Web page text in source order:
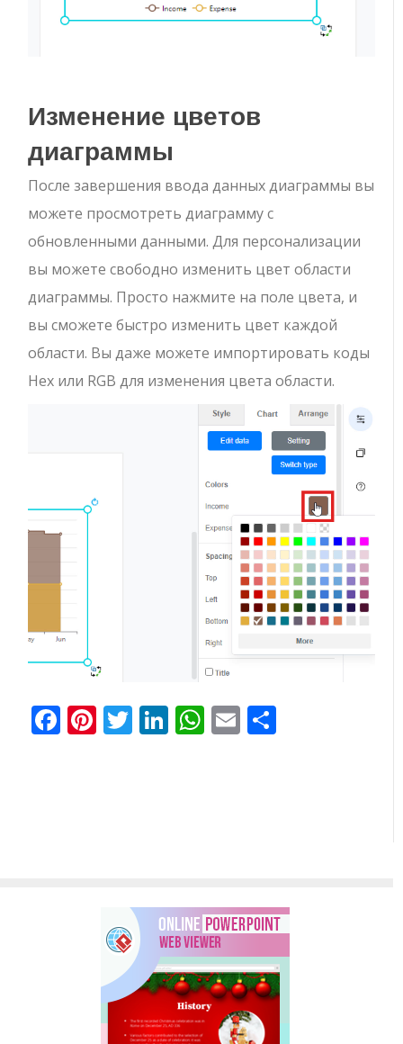
Изменение цветов
диаграммы
После завершения ввода данных диаграммы вы
можете просмотреть диаграмму с
обновленными данными. Для персонализации
вы можете свободно изменить цвет области
диаграммы. Просто нажмите на поле цвета, и
вы сможете быстро изменить цвет каждой
области. Вы даже можете импортировать коды
Hex или RGB для изменения цвета области.
Facebook
Pinterest
Twitter
LinkedIn
WhatsApp
Email